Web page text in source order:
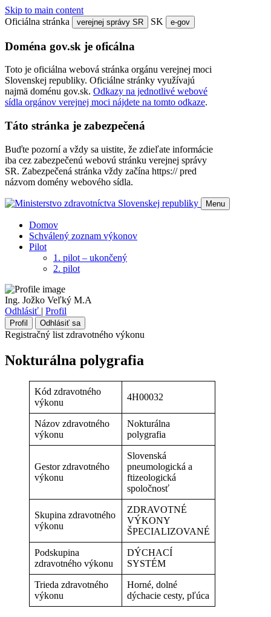
Skip to main content
Oficiálna stránka
verejnej správy SR SK e-gov
Doména gov.sk je oficálna
Toto je oficiálna webová stránka orgánu verejnej moci
Slovenskej republiky. Oficiálne stránky využívajú
najmä doménu gov.sk. Odkazy na jednotlivé webové
sídla orgánov verejnej moci nájdete na tomto odkaze.
Táto stránka je zabezpečená
Buďte pozorní a vždy sa uistite, že zdieľate informácie
iba cez zabezpečenú webovú stránku verejnej správy
SR. Zabezpečená stránka vždy začína https:// pred
názvom domény webového sídla.
Menu
Domov
Schválený zoznam výkonov
Pilot
1. pilot – ukončený
2. pilot
Ing. Jožko Veľký M.A
Odhlásiť | Profil
Profil Odhlásiť sa
Registračný list zdravotného výkonu
Nokturálna polygrafia
Kód zdravotného
výkonu
4H00032
Názov zdravotného
výkonu
Nokturálna
polygrafia
Gestor zdravotného
výkonu
Slovenská
pneumologická a
ftizeologická
spoločnosť
Skupina zdravotného
výkonu
ZDRAVOTNÉ
VÝKONY
ŠPECIALIZOVANÉ
Podskupina
zdravotného výkonu
DÝCHACÍ
SYSTÉM
Trieda zdravotného
výkonu
Horné, dolné
dýchacie cesty, pľúca